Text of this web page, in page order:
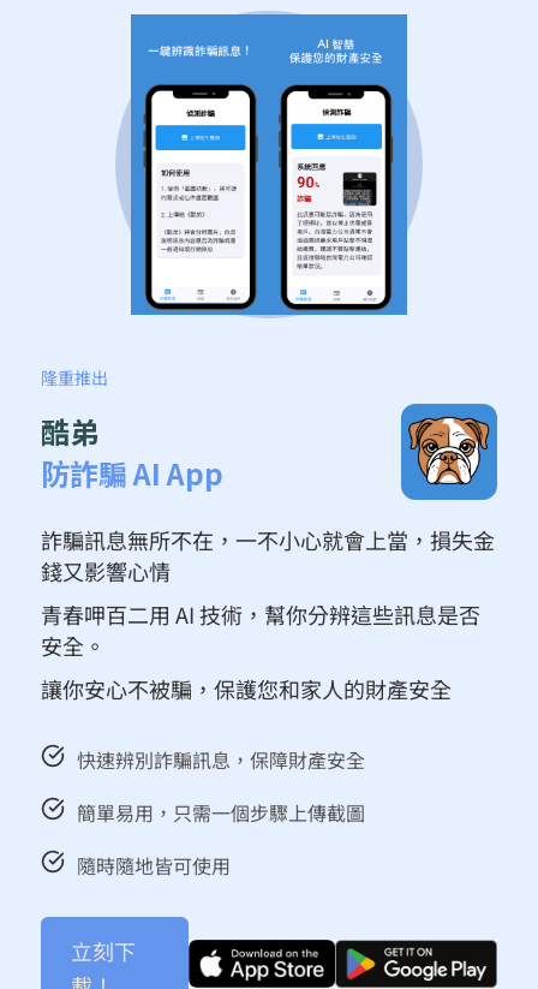
隆重推出
酷弟
防詐騙 AI App
詐騙訊息無所不在，一不小心就會上當，損失金
錢又影響心情
青春呷百二用 AI 技術，幫你分辨這些訊息是否
安全。
讓你安心不被騙，保護您和家人的財產安全
快速辨別詐騙訊息，保障財產安全
簡單易用，只需一個步驟上傳截圖
隨時隨地皆可使用
立刻下